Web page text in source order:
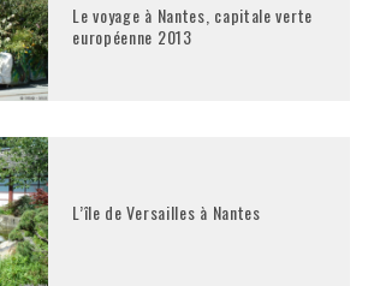
Le voyage à Nantes, capitale verte
européenne 2013
L’île de Versailles à Nantes